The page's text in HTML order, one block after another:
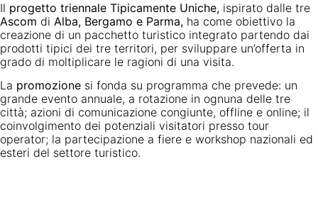
Il progetto triennale Tipicamente Uniche, ispirato dalle tre
Ascom di Alba, Bergamo e Parma, ha come obiettivo la
creazione di un pacchetto turistico integrato partendo dai
prodotti tipici dei tre territori, per sviluppare un’offerta in
grado di moltiplicare le ragioni di una visita.
La promozione si fonda su programma che prevede: un
grande evento annuale, a rotazione in ognuna delle tre
città; azioni di comunicazione congiunte, offline e online; il
coinvolgimento dei potenziali visitatori presso tour
operator; la partecipazione a fiere e workshop nazionali ed
esteri del settore turistico.